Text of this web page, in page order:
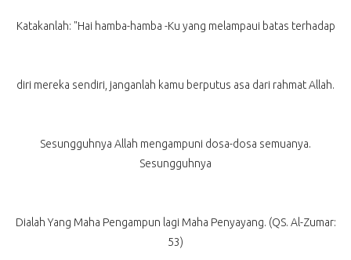
Katakanlah: "Hai hamba-hamba -Ku yang melampaui batas terhadap
diri mereka sendiri, janganlah kamu berputus asa dari rahmat Allah.
Sesungguhnya Allah mengampuni dosa-dosa semuanya.
Sesungguhnya
Dialah Yang Maha Pengampun lagi Maha Penyayang. (QS. Al-Zumar:
53)